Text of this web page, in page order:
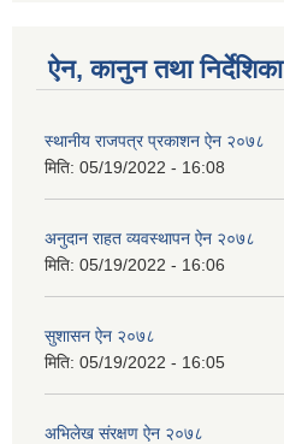
ऐन, कानुन तथा निर्देशिका
स्थानीय राजपत्र प्रकाशन ऐन २०७८
मिति: 05/19/2022 - 16:08
अनुदान राहत व्यवस्थापन ऐन २०७८
मिति: 05/19/2022 - 16:06
सुशासन ऐन २०७८
मिति: 05/19/2022 - 16:05
अभिलेख स‌ंरक्षण ऐन २०७८